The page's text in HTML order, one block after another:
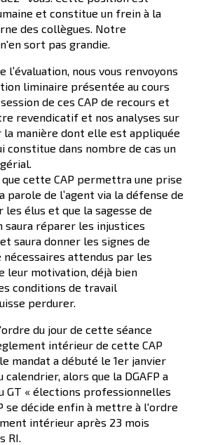
et constitue un frein à la
des collègues. Notre
sort pas grandie.
l’évaluation, nous vous renvoyons
liminaire présentée au cours
de ces CAP de recours et
revendicatif et nos analyses sur
la manière dont elle est appliquée
constitue dans nombre de cas un
cette CAP permettra une prise
parole de l’agent via la défense de
les élus et que la sagesse de
saura réparer les injustices
saura donner les signes de
nécessaires attendus par les
leur motivation, déjà bien
conditions de travail
perdurer.
du jour de cette séance
intérieur de cette CAP
mandat a débuté le 1er janvier
calendrier, alors que la DGAFP a
GT « élections professionnelles
se décide enfin à mettre à l'ordre
intérieur après 23 mois
RI.